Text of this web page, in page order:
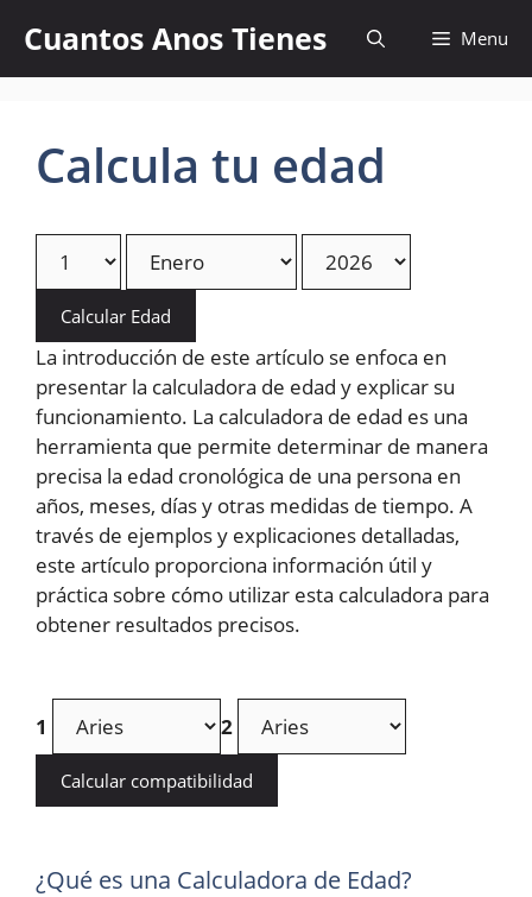
content
Cuantos Anos Tienes Menu
Calcula tu edad
Calcular Edad
La introducción de este artículo se enfoca en
presentar la calculadora de edad y explicar su
funcionamiento. La calculadora de edad es una
herramienta que permite determinar de manera
precisa la edad cronológica de una persona en
años, meses, días y otras medidas de tiempo. A
través de ejemplos y explicaciones detalladas,
este artículo proporciona información útil y
práctica sobre cómo utilizar esta calculadora para
obtener resultados precisos.
1 2
Calcular compatibilidad
¿Qué es una Calculadora de Edad?